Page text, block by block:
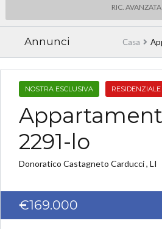
RIC. AVANZATA
Annunci Casa
NOSTRA ESCLUSIVA RESIDENZIALE
2291-lo
Donoratico Castagneto Carducci , LI
€169.000